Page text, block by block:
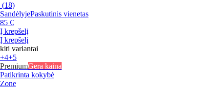
(18)
SandėlyjePaskutinis vienetas
85 €
Į krepšelį
Į krepšelį
kiti variantai
+4+5
PremiumGera kaina
Patikrinta kokybė
Zone